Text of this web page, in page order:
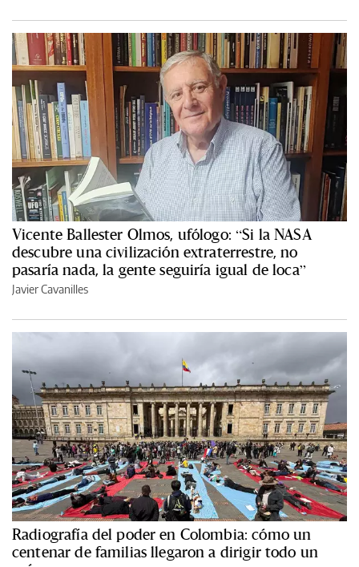
Vicente Ballester Olmos, ufólogo: “Si la NASA
descubre una civilización extraterrestre, no
pasaría nada, la gente seguiría igual de loca”
Javier Cavanilles
Radiografía del poder en Colombia: cómo un
centenar de familias llegaron a dirigir todo un